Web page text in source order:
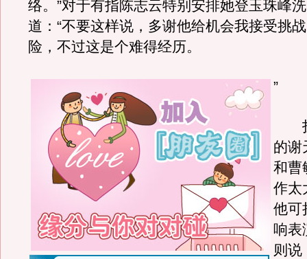
络。”对于有指陈志云特别安排她登玉珠峰
道：“不要这样说，多谢他给机会我接受挑
险，不过这是个难得经历。
”
拄
的谢
和曹
作太
他可
响表
则说